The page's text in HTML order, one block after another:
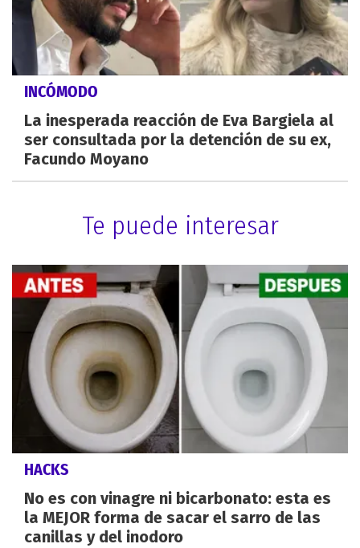
INCÓMODO
La inesperada reacción de Eva Bargiela al
ser consultada por la detención de su ex,
Facundo Moyano
Te puede interesar
HACKS
No es con vinagre ni bicarbonato: esta es
la MEJOR forma de sacar el sarro de las
canillas y del inodoro